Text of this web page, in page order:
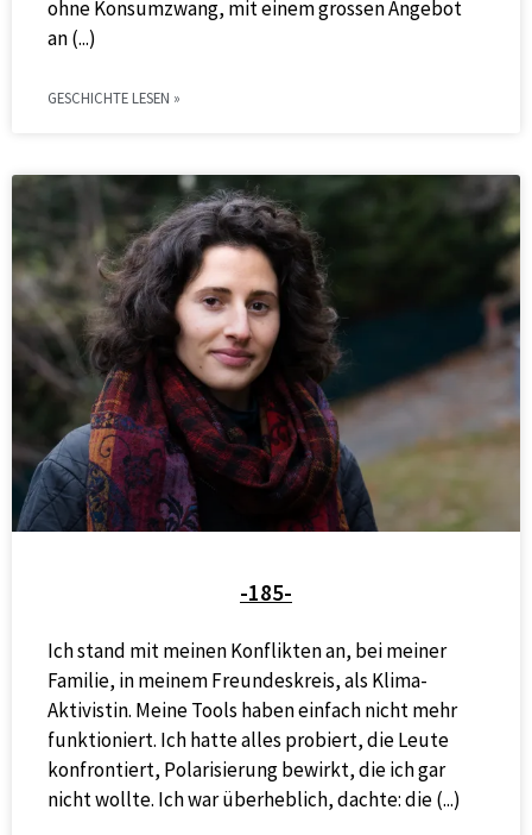
ohne Konsumzwang, mit einem grossen Angebot
an
GESCHICHTE LESEN »
-185-
Ich stand mit meinen Konflikten an, bei meiner
Familie, in meinem Freundeskreis, als Klima-
Aktivistin. Meine Tools haben einfach nicht mehr
funktioniert. Ich hatte alles probiert, die Leute
konfrontiert, Polarisierung bewirkt, die ich gar
nicht wollte. Ich war überheblich, dachte: die